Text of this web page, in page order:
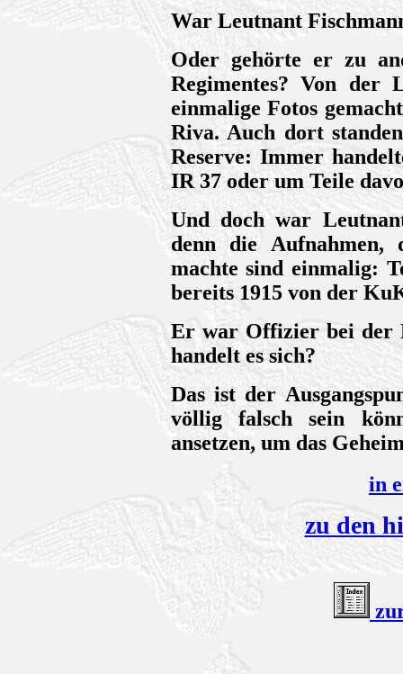
War Leutnant
Oder gehörte er zu
Regimentes? Von der
einmalige Fotos
Riva. Auch dort
Reserve: Immer
IR 37 oder um Teile
Und doch war
denn die
machte sind einmalig:
bereits 1915 von der
Er war Offizier bei der
handelt es sich?
Das ist der
völlig falsch sein
ansetzen, um das
in
zu den